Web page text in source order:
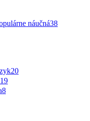
náučná38
20
19
8